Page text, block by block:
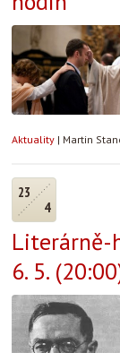
Aktuality | Martin
23
4
Literárně-
6. 5.